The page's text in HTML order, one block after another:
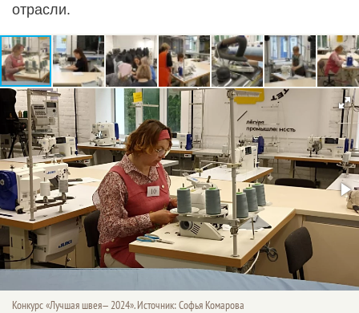
отрасли.
Конкурс «Лучшая швея— 2024». Источник: Софья Комарова